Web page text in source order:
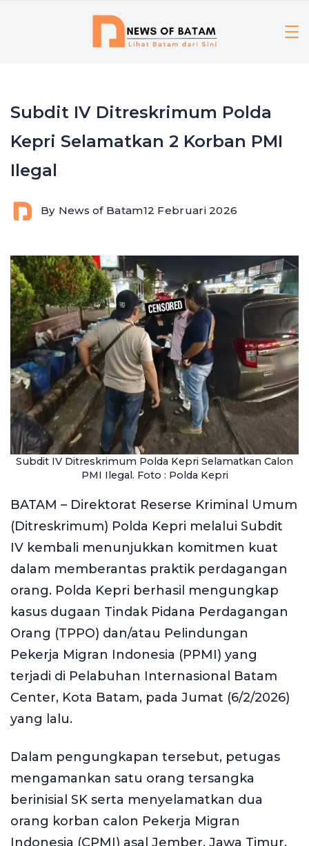
Subdit IV Ditreskrimum Polda
Kepri Selamatkan 2 Korban PMI
Ilegal
By News of Batam12 Februari 2026
Subdit IV Ditreskrimum Polda Kepri Selamatkan Calon
PMI Ilegal. Foto : Polda Kepri
BATAM – Direktorat Reserse Kriminal Umum
(Ditreskrimum) Polda Kepri melalui Subdit
IV kembali menunjukkan komitmen kuat
dalam memberantas praktik perdagangan
orang. Polda Kepri berhasil mengungkap
kasus dugaan Tindak Pidana Perdagangan
Orang (TPPO) dan/atau Pelindungan
Pekerja Migran Indonesia (PPMI) yang
terjadi di Pelabuhan Internasional Batam
Center, Kota Batam, pada Jumat (6/2/2026)
yang lalu.
Dalam pengungkapan tersebut, petugas
mengamankan satu orang tersangka
berinisial SK serta menyelamatkan dua
orang korban calon Pekerja Migran
Indonesia (CPMI) asal Jember, Jawa Timur,